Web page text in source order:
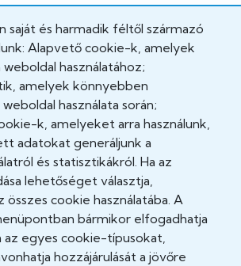
Hivatalos
tájékoztató
Adatvédelmi tisztviselő
nyilatkozat
Cookie Policy
Felhasználási feltételek
Impresszum
saját és harmadik féltől származó
Alapvető cookie-k, amelyek
használatához;
amelyek könnyebben
használata során;
k, amelyeket arra használunk,
adatokat generáljunk a
és statisztikákról. Ha az
lehetőséget választja,
cookie használatába. A
bármikor elfogadhatja
az egyes cookie-típusokat,
hozzájárulását a jövőre